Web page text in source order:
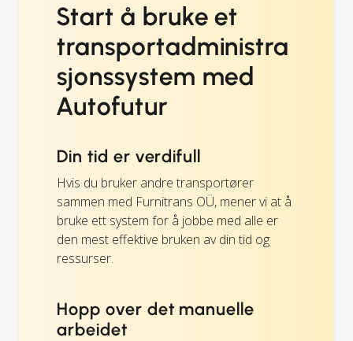
Start å bruke et
transportadministra
sjonssystem med
Autofutur
Din tid er verdifull
Hvis du bruker andre transportører
sammen med Furnitrans OÜ, mener vi at å
bruke ett system for å jobbe med alle er
den mest effektive bruken av din tid og
ressurser.
Hopp over det manuelle
arbeidet